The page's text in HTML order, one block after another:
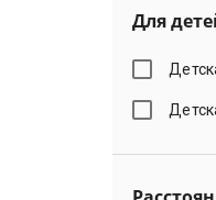
Для